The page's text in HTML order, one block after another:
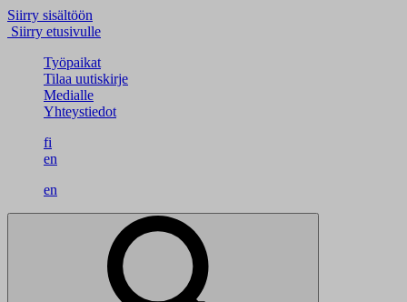
Siirry sisältöön
Siirry etusivulle
Työpaikat
Tilaa uutiskirje
Medialle
Yhteystiedot
fi
en
en